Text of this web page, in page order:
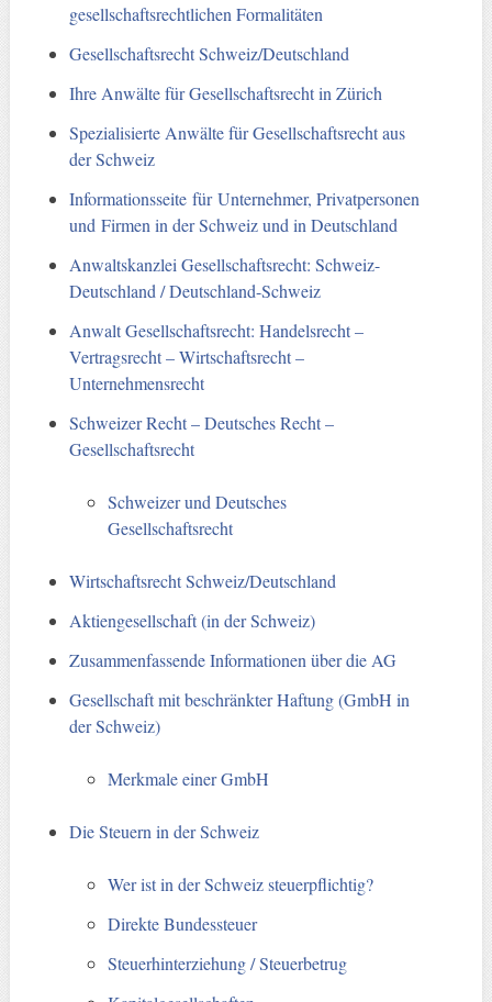
gesellschaftsrechtlichen Formalitäten
Gesellschaftsrecht Schweiz/Deutschland
Ihre Anwälte für Gesellschaftsrecht in Zürich
Spezialisierte Anwälte für Gesellschaftsrecht aus
der Schweiz
Informationsseite für Unternehmer, Privatpersonen
und Firmen in der Schweiz und in Deutschland
Anwaltskanzlei Gesellschaftsrecht: Schweiz-
Deutschland / Deutschland-Schweiz
Anwalt Gesellschaftsrecht: Handelsrecht –
Vertragsrecht – Wirtschaftsrecht –
Unternehmensrecht
Schweizer Recht – Deutsches Recht –
Gesellschaftsrecht
Schweizer und Deutsches
Gesellschaftsrecht
Wirtschaftsrecht Schweiz/Deutschland
Aktiengesellschaft (in der Schweiz)
Zusammenfassende Informationen über die AG
Gesellschaft mit beschränkter Haftung (GmbH in
der Schweiz)
Merkmale einer GmbH
Die Steuern in der Schweiz
Wer ist in der Schweiz steuerpflichtig?
Direkte Bundessteuer
Steuerhinterziehung / Steuerbetrug